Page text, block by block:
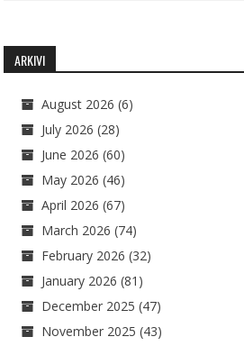
ARKIVI
August 2026 (6)
July 2026 (28)
June 2026 (60)
May 2026 (46)
April 2026 (67)
March 2026 (74)
February 2026 (32)
January 2026 (81)
December 2025 (47)
November 2025 (43)